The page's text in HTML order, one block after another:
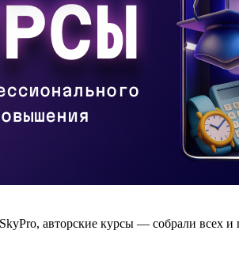
авторские курсы — собрали всех